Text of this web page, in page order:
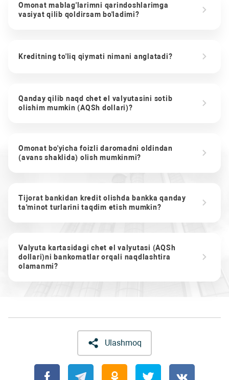
Omonat mablag'larimni qarindoshlarimga
vasiyat qilib qoldirsam bo'ladimi?
Kreditning to'liq qiymati nimani anglatadi?
Qanday qilib naqd chet el valyutasini sotib
olishim mumkin (AQSh dollari)?
Omonat bo'yicha foizli daromadni oldindan
(avans shaklida) olish mumkinmi?
Tijorat bankidan kredit olishda bankka qanday
ta'minot turlarini taqdim etish mumkin?
Valyuta kartasidagi chet el valyutasi (AQSh
dollari)ni bankomatlar orqali naqdlashtira
olamanmi?
Ulashmoq